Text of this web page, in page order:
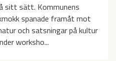
sitt sätt. Kommunens
spanade framåt mot
och satsningar på kultur
worksho...